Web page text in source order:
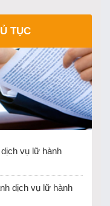
TỤC
vụ lữ hành
dịch vụ lữ hành